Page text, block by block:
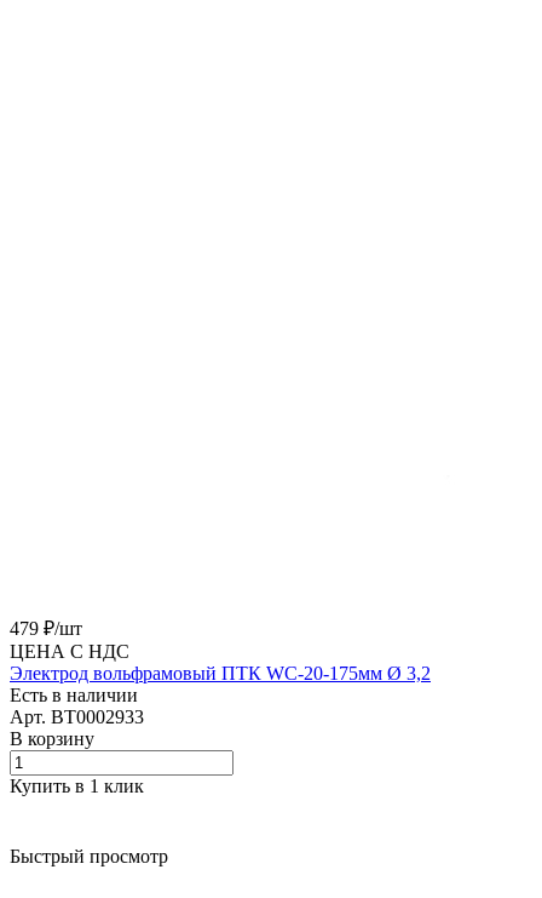
479 ₽/шт
ЦЕНА С НДС
Электрод вольфрамовый ПТК WС-20-175мм Ø 3,2
Есть в наличии
Арт. BT0002933
В корзину
Купить в 1 клик
Быстрый просмотр